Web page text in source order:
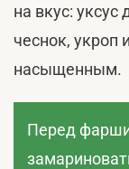
на вкус: уксус
чеснок, укроп
насыщенным.
Перед